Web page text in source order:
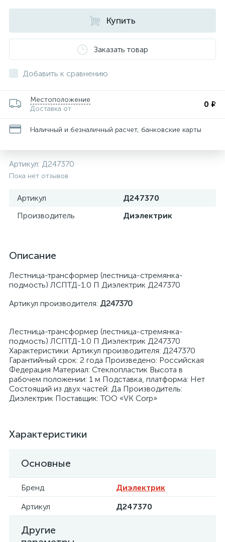
Купить
Заказать товар
Добавить к сравнению
Местоположение
Доставка от
0 ₽
Наличный и безналичный расчет, банковские карты
Артикул: Д247370
Пока нет отзывов
Артикул
Д247370
Производитель
Диэлектрик
Описание
Лестница-трансформер (лестница-стремянка-
подмость) ЛСПТД-1.0 П Диэлектрик Д247370
Артикул производителя: Д247370
Лестница-трансформер (лестница-стремянка-
подмость) ЛСПТД-1.0 П Диэлектрик Д247370
Характеристики: Артикул производителя: Д247370
Гарантийный срок: 2 года Произведено: Российская
Федерация Материал: Стеклопластик Высота в
рабочем положении: 1 м Подставка, платформа: Нет
Состоящий из двух частей: Да Производитель:
Диэлектрик Поставщик: ТОО «VK Corp»
Характеристики
Основные
Бренд
Диэлектрик
Артикул
Д247370
Другие